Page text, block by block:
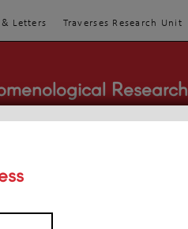
Letters Traverses Research Unit
Research